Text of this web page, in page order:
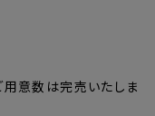
用意数は完売いたしま